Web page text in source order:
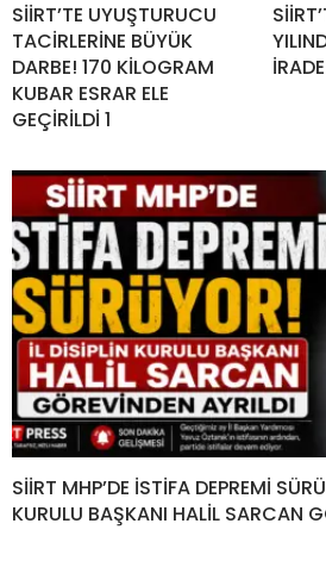
SİİRT’TE UYUŞTURUCU
TACİRLERİNE BÜYÜK
DARBE! 170 KİLOGRAM
KUBAR ESRAR ELE
GEÇİRİLDİ 1
SİİRT MHP’DE İSTİFA DEPREMİ
KURULU BAŞKANI HALİL SARCAN